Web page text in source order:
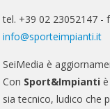
tel. +39 02 23052147 -
info@sporteimpianti.it
SeiMedia è
Con Sport&Impianti
sia tecnico, ludico che